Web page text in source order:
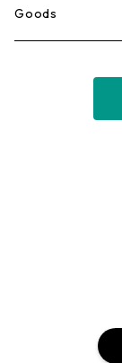
Ska
Early Dancehall
Goods